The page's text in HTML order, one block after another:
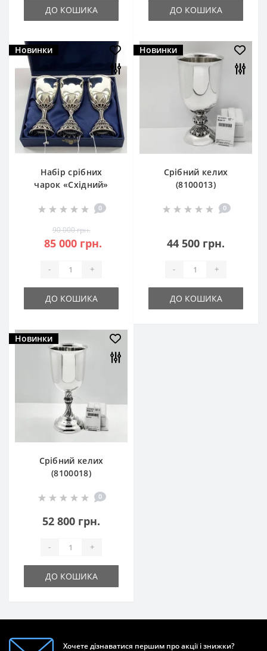
ДО КОШИКА ДО КОШИКА
Новинки
Набір срібних
чарок «Східний»
0
90 000 грн.
85 000 грн.
- +
ДО КОШИКА
Новинки
Срібний келих
(8100013)
0
44 500 грн.
- +
ДО КОШИКА
Новинки
Срібний келих
(8100018)
0
52 800 грн.
- +
ДО КОШИКА
Хочете дізнаватися першим про акції і знижки?